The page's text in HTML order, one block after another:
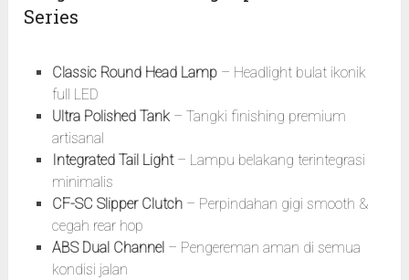
Series
Classic Round Head Lamp– Headlight bulat ikonik
full LED
Ultra Polished Tank– Tangki finishing premium
artisanal
Integrated Tail Light– Lampu belakang terintegrasi
minimalis
CF-SC Slipper Clutch– Perpindahan gigi smooth &
cegah rear hop
ABS Dual Channel – Pengereman aman di semua
kondisi jalan